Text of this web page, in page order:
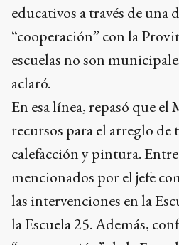
educativos a través de una
“cooperación” con la
escuelas no son
aclaró.
En esa línea, repasó que
recursos para el arreglo de
calefacción y pintura.
mencionados por el jefe
las intervenciones en la
la Escuela 25. Además,